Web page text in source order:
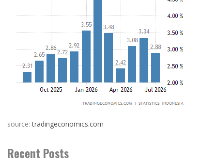
source:tradingeconomics.com
Recent Posts